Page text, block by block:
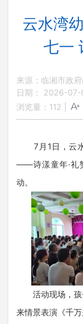
云水湾
七一
来源：临湘市政
日期： 2026-
浏览量： 112
7月1日，云水
——诗漾童年·礼
动。
活动现场，孩
来情景表演《千